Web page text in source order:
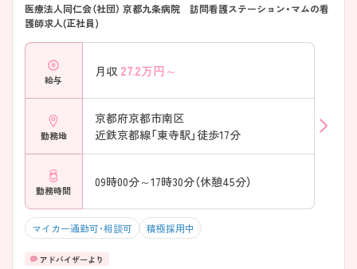
医療法人同仁会（社団） 京都九条病院 訪問看護ステーション・マムの看
護師求人(正社員)
給与
月収 27.2万円～
勤務地
京都府京都市南区
近鉄京都線「東寺駅」徒歩17分
勤務時間
09時00分～17時30分（休憩45分）
マイカー通勤可・相談可 積極採用中